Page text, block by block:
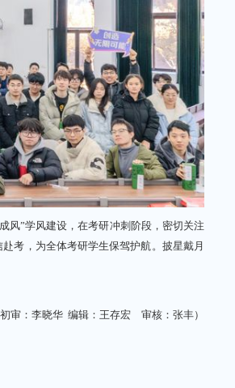
”学风建设，在考研冲刺阶段，密切关注
考，为全体考研学生保驾护航。披星戴月
审：李晓华 编辑：王存宏 审核：张丰）